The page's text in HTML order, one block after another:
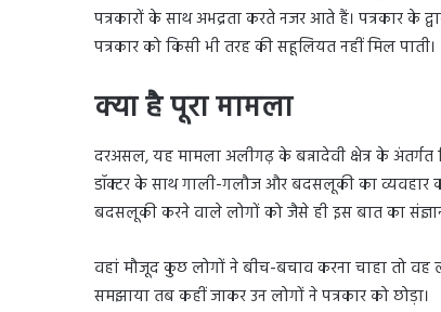
पत्रकारों के साथ अभद्रता करते नजर आते हैं। पत्रकार के
पत्रकार को किसी भी तरह की सहूलियत नहीं मिल पाती।
क्या है पूरा मामला
दरअसल, यह मामला अलीगढ़ के बन्नादेवी क्षेत्र के
डॉक्टर के साथ गाली-गलौज और बदसलूकी का व्यवहार
बदसलूकी करने वाले लोगों को जैसे ही इस बात का
वहां मौजूद कुछ लोगों ने बीच-बचाव करना चाहा तो
समझाया तब कहीं जाकर उन लोगों ने पत्रकार को छोड़ा।